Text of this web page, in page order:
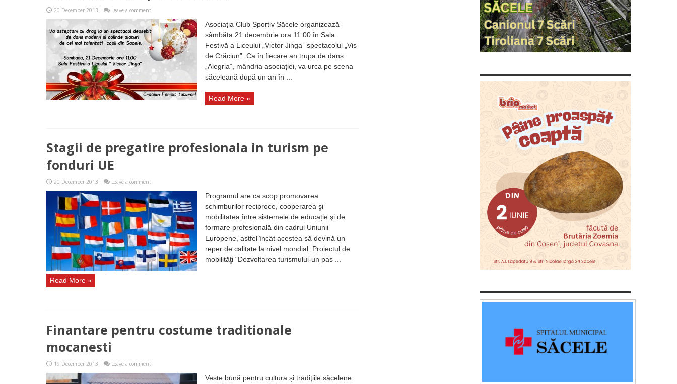
20 December 2013 Leave a comment
Asociația Club Sportiv Săcele organizează
sâmbăta 21 decembrie ora 11:00 în Sala
Festivă a Liceului „Victor Jinga” spectacolul „Vis
de Crăciun”. Ca în fiecare an trupa de dans
„Alegria”, mândria asociației, va urca pe scena
săceleană după un an în ...
Read More »
Stagii de pregatire profesionala in turism pe
fonduri UE
20 December 2013 Leave a comment
Programul are ca scop promovarea
schimburilor reciproce, cooperarea şi
mobilitatea între sistemele de educație şi de
formare profesională din cadrul Uniunii
Europene, astfel încât acestea să devină un
reper de calitate la nivel mondial. Proiectul de
mobilităţi “Dezvoltarea turismului-un pas ...
Read More »
Finantare pentru costume traditionale
mocanesti
19 December 2013 Leave a comment
Veste bună pentru cultura şi tradiţiile săcelene